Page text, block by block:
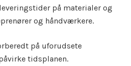
på materialer og
og håndværkere.
på uforudsete
tidsplanen.